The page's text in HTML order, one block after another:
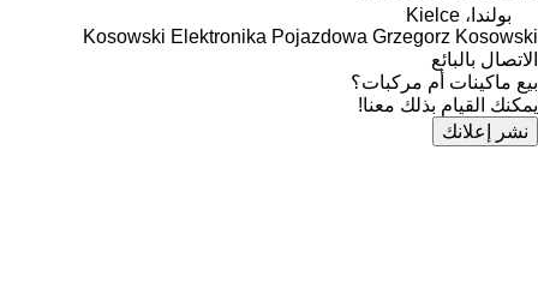
بولندا، Kielce
Kosowski Elektronika Pojazdowa Grzegorz Kosowski
الاتصال بالبائع
بيع ماكينات أم مركبات؟
يمكنك القيام بذلك معنا!
نشر إعلانك